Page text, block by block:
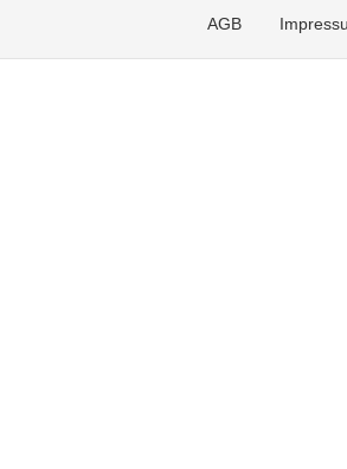
AGB